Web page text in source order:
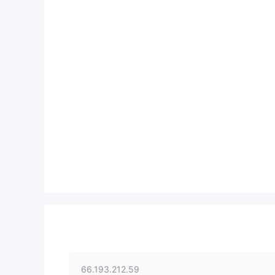
66.193.212.59